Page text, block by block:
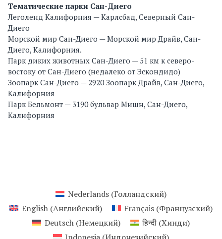
Тематические парки Сан-Диего
Леголенд Калифорния — Карлсбад, Северный Сан-
Диего
Морской мир Сан-Диего — Морской мир Драйв, Сан-
Диего, Калифорния.
Парк диких животных Сан-Диего — 51 км к северо-
востоку от Сан-Диего (недалеко от Эскондидо)
Зоопарк Сан-Диего — 2920 Зоопарк Драйв, Сан-Диего,
Калифорния
Парк Бельмонт — 3190 бульвар Мишн, Сан-Диего,
Калифорния
Nederlands(Голландский)
English(Английский) Français(Французский)
Deutsch(Немецкий) हिन्दी(Хинди)
Indonesia (Индонезийский)